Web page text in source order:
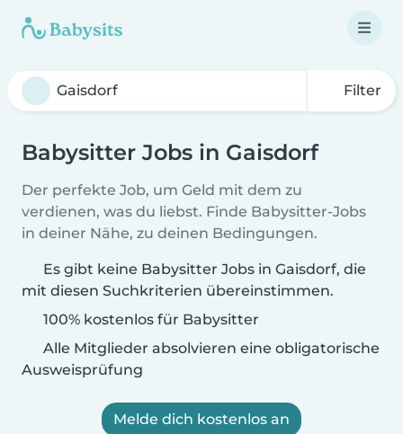
Filter
Babysitter Jobs in Gaisdorf
Der perfekte Job, um Geld mit dem zu
verdienen, was du liebst. Finde Babysitter-Jobs
in deiner Nähe, zu deinen Bedingungen.
Es gibt keine Babysitter Jobs in Gaisdorf, die
mit diesen Suchkriterien übereinstimmen.
100% kostenlos für Babysitter
Alle Mitglieder absolvieren eine obligatorische
Ausweisprüfung
Melde dich kostenlos an